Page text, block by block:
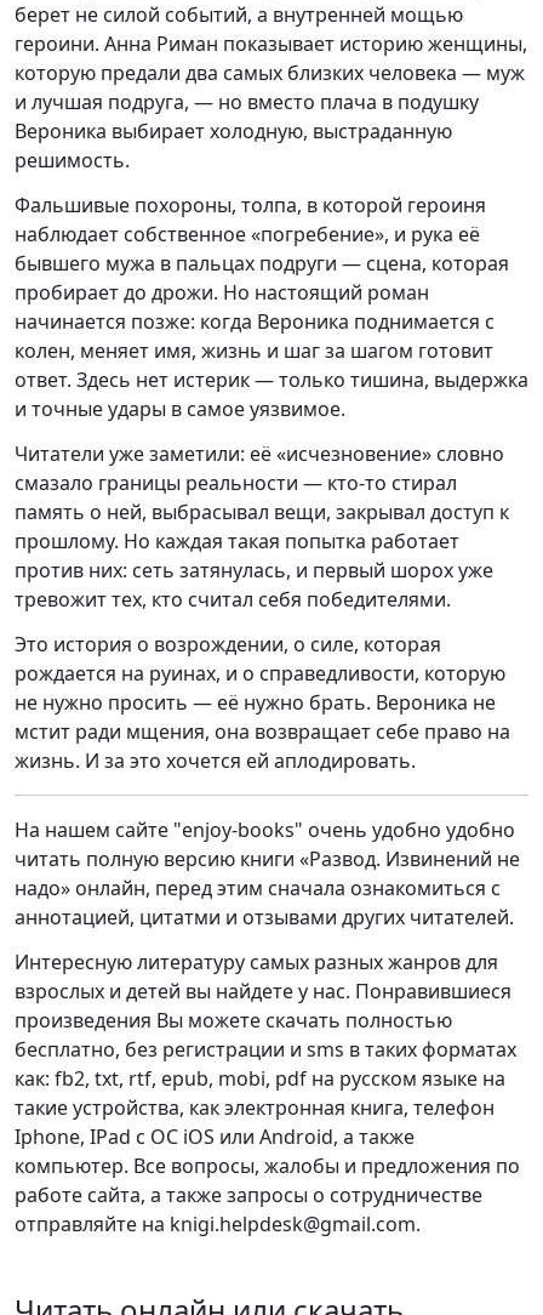
берет не силой событий, а внутренней мощью
героини. Анна Риман показывает историю женщины,
которую предали два самых близких человека — муж
и лучшая подруга, — но вместо плача в подушку
Вероника выбирает холодную, выстраданную
решимость.
Фальшивые похороны, толпа, в которой героиня
наблюдает собственное «погребение», и рука её
бывшего мужа в пальцах подруги — сцена, которая
пробирает до дрожи. Но настоящий роман
начинается позже: когда Вероника поднимается с
колен, меняет имя, жизнь и шаг за шагом готовит
ответ. Здесь нет истерик — только тишина, выдержка
и точные удары в самое уязвимое.
Читатели уже заметили: её «исчезновение» словно
смазало границы реальности — кто-то стирал
память о ней, выбрасывал вещи, закрывал доступ к
прошлому. Но каждая такая попытка работает
против них: сеть затянулась, и первый шорох уже
тревожит тех, кто считал себя победителями.
Это история о возрождении, о силе, которая
рождается на руинах, и о справедливости, которую
не нужно просить — её нужно брать. Вероника не
мстит ради мщения, она возвращает себе право на
жизнь. И за это хочется ей аплодировать.
На нашем сайте "enjoy-books" очень удобно удобно
читать полную версию книги «Развод. Извинений не
надо» онлайн, перед этим сначала ознакомиться с
аннотацией, цитатми и отзывами других читателей.
Интересную литературу самых разных жанров для
взрослых и детей вы найдете у нас. Понравившиеся
произведения Вы можете скачать полностью
бесплатно, без регистрации и sms в таких форматах
как: fb2, txt, rtf, epub, mobi, pdf на русском языке на
такие устройства, как электронная книга, телефон
Iphone, IPad с ОС iOS или Android, а также
компьютер. Все вопросы, жалобы и предложения по
работе сайта, а также запросы о сотрудничестве
отправляйте на knigi.helpdesk@gmail.com.